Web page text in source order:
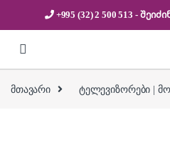
+995 (32) 2 500 513 -
მთავარი ტელევიზორები |